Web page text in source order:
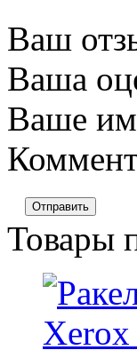
Ваш
Ваша
Ваше
Отправить
Товары